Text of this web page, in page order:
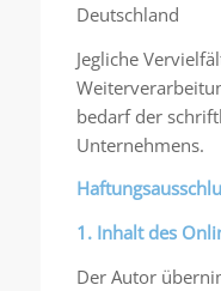
Deutschland
Jegliche
bedarf der
Unternehmens.
1. Inhalt des
Der Autor